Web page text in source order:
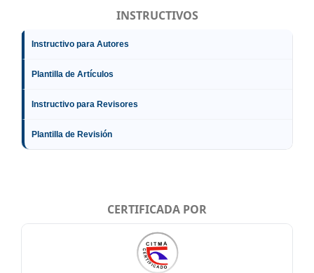
INSTRUCTIVOS
Instructivo para Autores
Plantilla de Artículos
Instructivo para Revisores
Plantilla de Revisión
CERTIFICADA POR